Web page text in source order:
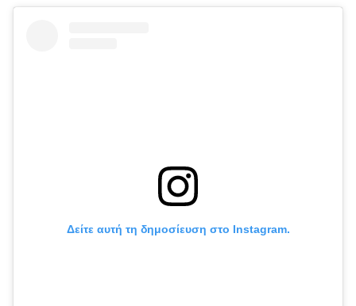
Δείτε αυτή τη δημοσίευση στο Instagram.